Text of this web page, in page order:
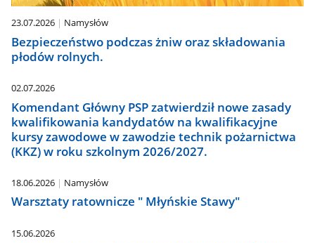
23.07.2026 Namysłów
Bezpieczeństwo podczas żniw oraz składowania
płodów rolnych.
02.07.2026
Komendant Główny PSP zatwierdził nowe zasady
kwalifikowania kandydatów na kwalifikacyjne
kursy zawodowe w zawodzie technik pożarnictwa
(KKZ) w roku szkolnym 2026/2027.
18.06.2026 Namysłów
Warsztaty ratownicze " Młyńskie Stawy"
15.06.2026